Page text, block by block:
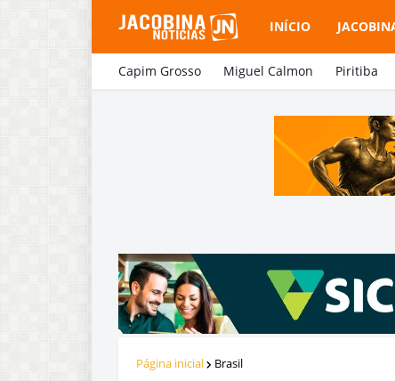
INÍCIO
Capim Grosso Miguel Calmon Piritiba
Página inicial Brasil